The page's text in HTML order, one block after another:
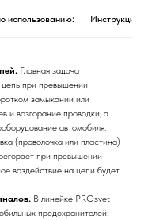
использованию: Инструкция
Главная задача
цепь при превышении
замыкании или
и возгорание проводки, а
автомобиля.
(проволочка или пластина)
при превышении
воздействие на цепи будет
В линейке PROsvet
предохранителей: